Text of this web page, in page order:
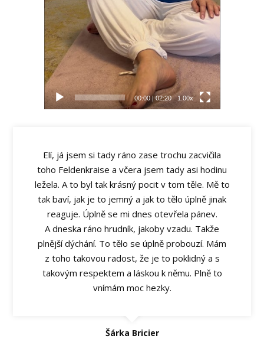
00:00|02:20 1.00x
Elí, já jsem si tady ráno zase trochu zacvičila
toho Feldenkraise a včera jsem tady asi hodinu
ležela. A to byl tak krásný pocit v tom těle. Mě to
tak baví, jak je to jemný a jak to tělo úplně jinak
reaguje. Úplně se mi dnes otevřela pánev.
A dneska ráno hrudník, jakoby vzadu. Takže
plnější dýchání. To tělo se úplně probouzí. Mám
z toho takovou radost, že je to poklidný a s
takovým respektem a láskou k němu. Plně to
vnímám moc hezky.
Šárka Bricier